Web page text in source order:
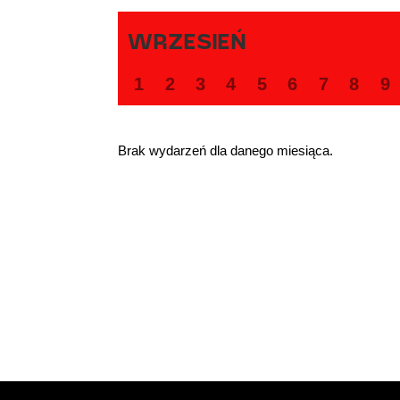
WRZESIEŃ
1 2 3 4 5 6 7 8 9
Brak wydarzeń dla danego miesiąca.